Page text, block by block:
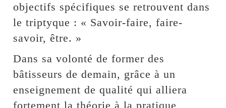
objectifs spécifiques se retrouvent dans
le triptyque : « Savoir-faire, faire-
savoir, être. »
Dans sa volonté de former des
bâtisseurs de demain, grâce à un
enseignement de qualité qui alliera
fortement la théorie à la pratique,